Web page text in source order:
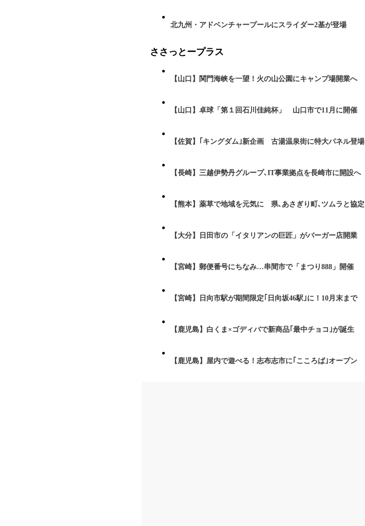
北九州・アドベンチャープールにスライダー2基が登場
ささっとープラス
【山口】関門海峡を一望！火の山公園にキャンプ場開業へ
【山口】卓球「第１回石川佳純杯」 山口市で11月に開催
【佐賀】｢キングダム｣新企画 古湯温泉街に特大パネル登場
【長崎】三越伊勢丹グループ､IT事業拠点を長崎市に開設へ
【熊本】薬草で地域を元気に 県､あさぎり町､ツムラと協定
【大分】日田市の「イタリアンの巨匠」がバーガー店開業
【宮崎】郵便番号にちなみ…串間市で「まつり888」開催
【宮崎】日向市駅が期間限定｢日向坂46駅｣に！10月末まで
【鹿児島】白くま×ゴディバで新商品｢最中チョコ｣が誕生
【鹿児島】屋内で遊べる！志布志市に｢こころば｣オープン